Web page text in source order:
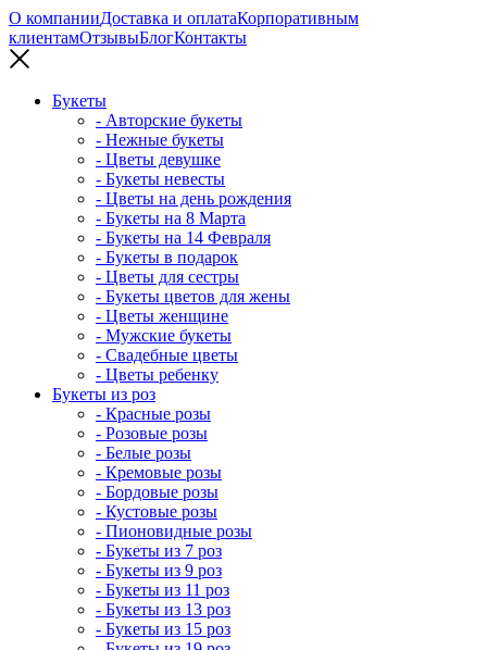
О компанииДоставка и оплатаКорпоративным
клиентамОтзывыБлогКонтакты
Букеты
- Авторские букеты
- Нежные букеты
- Цветы девушке
- Букеты невесты
- Цветы на день рождения
- Букеты на 8 Марта
- Букеты на 14 Февраля
- Букеты в подарок
- Цветы для сестры
- Букеты цветов для жены
- Цветы женщине
- Мужские букеты
- Свадебные цветы
- Цветы ребенку
Букеты из роз
- Красные розы
- Розовые розы
- Белые розы
- Кремовые розы
- Бордовые розы
- Кустовые розы
- Пионовидные розы
- Букеты из 7 роз
- Букеты из 9 роз
- Букеты из 11 роз
- Букеты из 13 роз
- Букеты из 15 роз